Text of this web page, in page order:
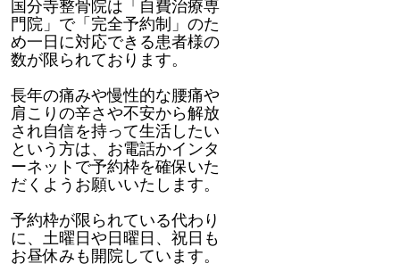
国分寺整骨院は「自費治療専
門院」で「完全予約制」のた
め一日に対応できる患者様の
数が限られております。
長年の痛みや慢性的な腰痛や
肩こりの辛さや不安から解放
され自信を持って生活したい
という方は、お電話かインタ
ーネットで予約枠を確保いた
だくようお願いいたします。
予約枠が限られている代わり
に、土曜日や日曜日、祝日も
お昼休みも開院しています。